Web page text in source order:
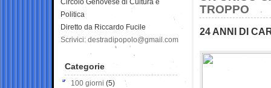
TROPPO
24 ANNI DI
Circolo Genovese di Cultura e
Politica
Diretto da Riccardo Fucile
Scrivici: destradipopolo@gmail.com
Categorie
100 giorni (5)